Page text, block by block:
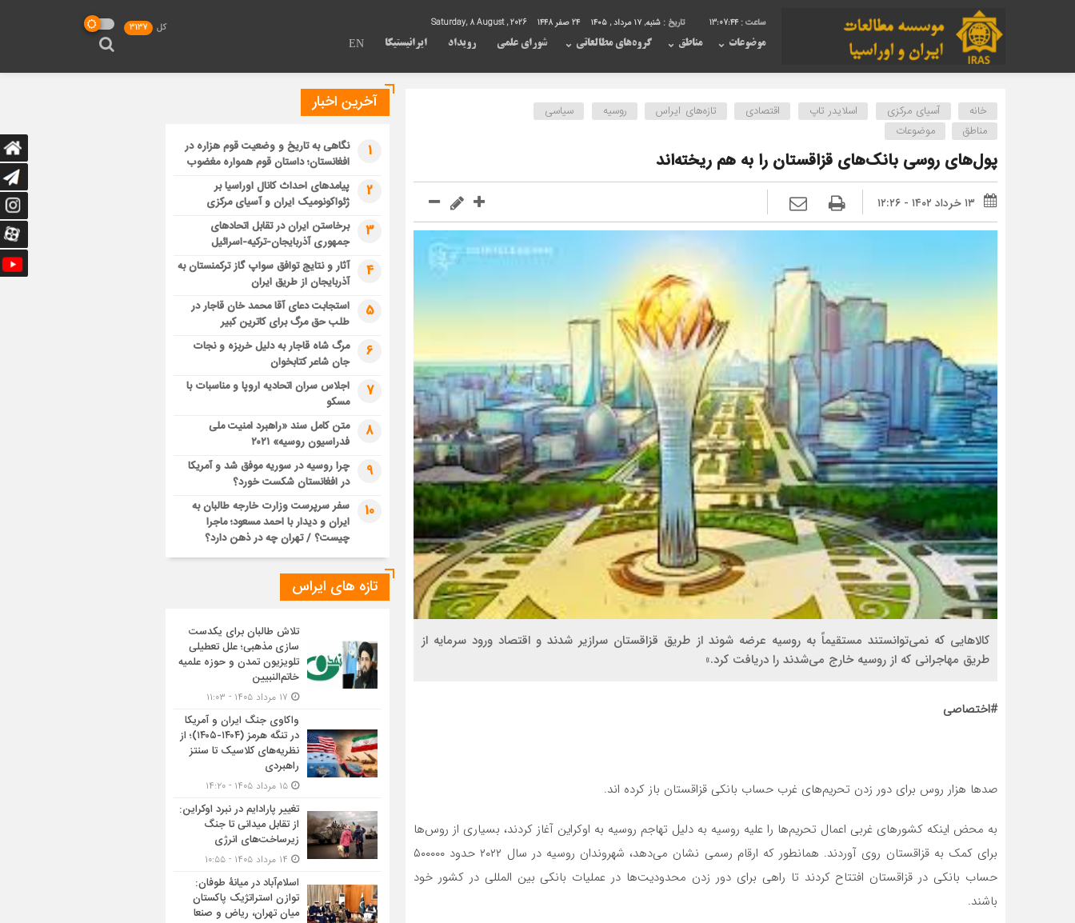
13:07:45 تاریخ : شنبه, ۱۷ مرداد , ۱۴۰۵ 24 صفر 1448
موضوعات مناطق گروه‌های مطالعاتی شورای علمی رویداد ایرانیستیکا EN
کل 3137
خانه آسیای مرکزی اسلایدر تاپ اقتصادی تازه‌های ایراس روسیه
سیاسی
مناطق
موضوعات
پول‌های روسی بانک‌های قزاقستان را به هم ریخته‌اند
۱۳ خرداد ۱۴۰۲ - ۱۲:۲۶
کالاهایی که نمی‌توانستند مستقیماً به روسیه عرضه شوند از طریق قزاقستان سرازیر شدند و اقتصاد ورود سرمایه از
طریق مهاجرانی که از روسیه خارج می‌شدند را دریافت کرد.»
#اختصاصی
صدها هزار روس برای دور زدن تحریم‌های غرب حساب بانکی قزاقستان باز کرده اند.
به محض اینکه کشورهای غربی اعمال تحریم‌ها را علیه روسیه به دلیل تهاجم روسیه به اوکراین آغاز کردند، بسیاری از روس‌ها
برای کمک به قزاقستان روی آوردند. همانطور که ارقام رسمی نشان‌ می‌دهد، شهروندان روسیه در سال ۲۰۲۲ حدود ۵۰۰۰۰۰
حساب بانکی در قزاقستان افتتاح کردند تا راهی برای دور زدن محدودیت‌ها در عملیات بانکی بین المللی در کشور خود
باشند.
آخرین اخبار
1
نگاهی به تاریخ و وضعیت قوم هزاره در
افغانستان؛ داستان قوم همواره مغضوب
2
پیامدهای احداث کانال اوراسیا بر
ژئواکونومیک ایران و آسیای مرکزی
3
برخاستن ایران در تقابل اتحادهای
جمهوری آذربایجان-ترکیه-اسرائیل
4
آثار و نتایج توافق سواپ گاز ترکمنستان به
آذربایجان از طریق ایران
5
استجابت دعای آقا محمد خان قاجار در
طلب حق مرگ برای کاترین کبیر
6
مرگ شاه قاجار به دلیل خربزه و نجات
جان شاعر کتابخوان
7
اجلاس سران اتحادیه اروپا و مناسبات با
مسکو
8
متن کامل سند «راهبرد امنیت ملی
فدراسیون روسیه» ۲۰۲۱
9
چرا روسیه در سوریه موفق شد و آمریکا
در افغانستان شکست خورد؟
10
سفر سرپرست وزارت خارجه طالبان به
ایران و دیدار با احمد مسعود؛ ماجرا
چیست؟ / تهران چه در ذهن دارد؟
تازه های ایراس
تلاش طالبان برای یکدست
سازی مذهبی؛ علل تعطیلی
تلویزیون تمدن و حوزه علمیه
خاتم‌النبیین
واکاوی جنگ ایران و آمریکا
در تنگه هرمز (۱۴۰۴-۱۴۰۵)؛ از
نظریه‌های کلاسیک تا سنتز
راهبردی
تغییر پارادایم در نبرد اوکراین:
از تقابل میدانی تا جنگ
زیرساخت‌های انرژی
اسلام‌آباد در میانۀ طوفان:
توازن استراتژیک پاکستان
میان تهران، ریاض و صنعا